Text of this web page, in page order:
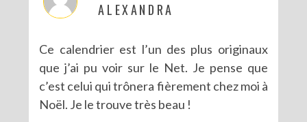
ALEXANDRA
Ce calendrier est l’un des plus originaux
que j’ai pu voir sur le Net. Je pense que
c’est celui qui trônera fièrement chez moi à
Noël. Je le trouve très beau !